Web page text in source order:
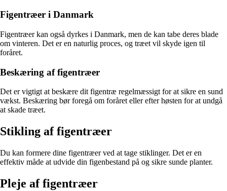
Figentræer i Danmark
Figentræer kan også dyrkes i Danmark, men de kan tabe deres blade
om vinteren. Det er en naturlig proces, og træet vil skyde igen til
foråret.
Beskæring af figentræer
Det er vigtigt at beskære dit figentræ regelmæssigt for at sikre en sund
vækst. Beskæring bør foregå om foråret eller efter høsten for at undgå
at skade træet.
Stikling af figentræer
Du kan formere dine figentræer ved at tage stiklinger. Det er en
effektiv måde at udvide din figenbestand på og sikre sunde planter.
Pleje af figentræer